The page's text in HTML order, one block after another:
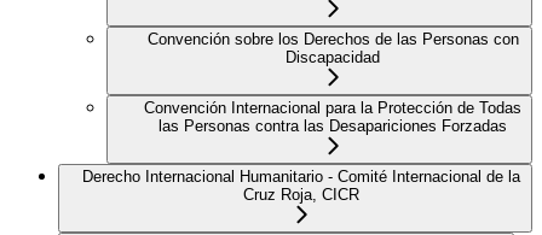
Convención sobre los Derechos de las Personas con
Discapacidad
Convención Internacional para la Protección de Todas
las Personas contra las Desapariciones Forzadas
Derecho Internacional Humanitario - Comité Internacional de la
Cruz Roja, CICR